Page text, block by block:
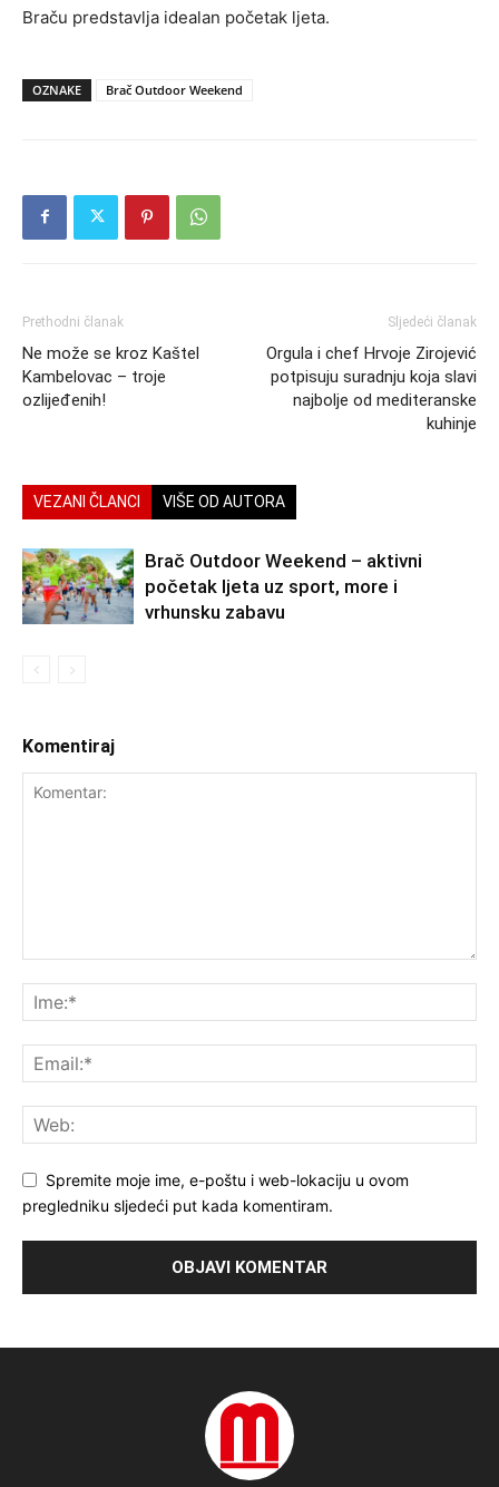
Braču predstavlja idealan početak ljeta.
OZNAKE Brač Outdoor Weekend
Prethodni članak
Ne može se kroz Kaštel
Kambelovac – troje
ozlijeđenih!
Sljedeći članak
Orgula i chef Hrvoje Zirojević
potpisuju suradnju koja slavi
najbolje od mediteranske
kuhinje
VEZANI ČLANCI VIŠE OD AUTORA
Brač Outdoor Weekend – aktivni
početak ljeta uz sport, more i
vrhunsku zabavu
Komentiraj
Spremite moje ime, e-poštu i web-lokaciju u ovom
pregledniku sljedeći put kada komentiram.